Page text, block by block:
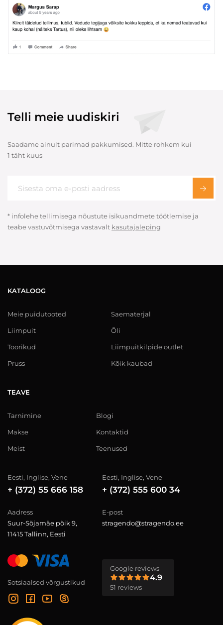
Telli meie uudiskiri
Saadame ainult parimad pakkumised. Mitte rohkem kui
1 täht kuus
* infolehe tellimisega nõustute isikuandmete töötlemise ja
teabe vastuvõtmisega vastavalt kasutajaleping
KATALOOG
Meie puidutooted
Liimpuit
Toorikud
Pruss
Saematerjal
Õli
Liimpuitkilpide outlet
Kõik kaubad
TEAVE
Tarnimine
Makse
Meist
Blogi
Kontaktid
Teenused
Eesti, Inglise, Vene
+ (372) 55 666 158
Eesti, Inglise, Vene
+ (372) 555 600 34
Aadress
Suur-Sõjamäe põik 9,
11415 Tallinn, Eesti
E-post
stragendo@stragendo.ee
Sotsiaalsed võrgustikud
Google reviews
4.9
51 reviews